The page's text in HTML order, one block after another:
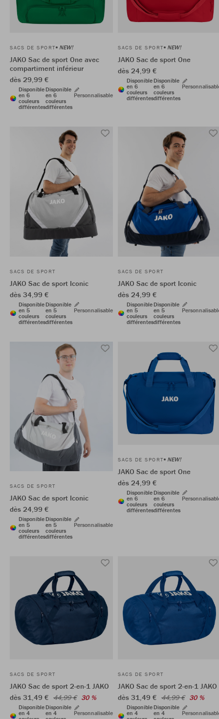
SACS DE SPORT NEW!
JAKO Sac de sport One avec
compartiment inférieur
dès 29,99 €
Disponible
en 6
couleurs
différentes
Disponible
en 6
couleurs
différentes
Personnalisable
SACS DE SPORT NEW!
JAKO Sac de sport One
dès 24,99 €
Disponible
en 6
couleurs
différentes
Disponible
en 6
couleurs
différentes
SACS DE SPORT
JAKO Sac de sport Iconic
dès 34,99 €
Disponible
en 5
couleurs
différentes
Disponible
en 5
couleurs
différentes
Personnalisable
SACS DE SPORT
JAKO Sac de sport Iconic
dès 24,99 €
Disponible
en 5
couleurs
différentes
Disponible
en 5
couleurs
différentes
SACS DE SPORT
JAKO Sac de sport Iconic
dès 24,99 €
Disponible
en 5
couleurs
différentes
Disponible
en 5
couleurs
différentes
Personnalisable
SACS DE SPORT NEW!
JAKO Sac de sport One
dès 24,99 €
Disponible
en 6
couleurs
différentes
Disponible
en 6
couleurs
différentes
SACS DE SPORT
JAKO Sac de sport 2-en-1 JAKO
dès 31,49 € 44,99 € 30 %
Disponible
en 4
Disponible
en 4
Personnalisable
SACS DE SPORT
JAKO Sac de sport 2-en-1 JAKO
dès 31,49 € 44,99 € 30 %
Disponible
en 4
Disponible
en 4